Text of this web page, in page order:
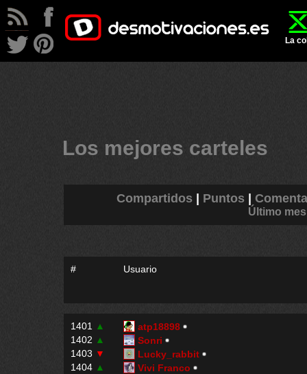
La
Los mejores carteles
Compartidos Puntos
Último mes
# Usuario
1401 ▲
atp18898
1402 ▲
Sonri
1403 ▼
Lucky_rabbit
1404 ▲
Vivi Franco